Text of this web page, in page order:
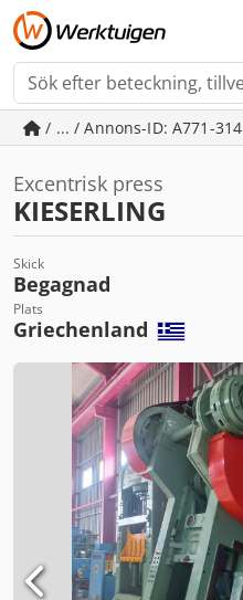
/ ... / Annons-ID: A771-314
Excentrisk press
KIESERLING
Skick
Begagnad
Plats
Griechenland